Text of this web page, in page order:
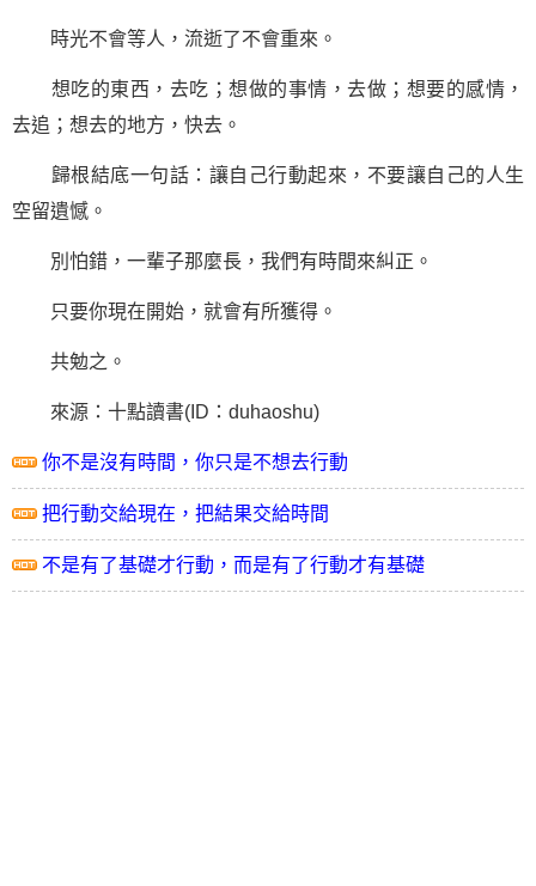
時光不會等人，流逝了不會重來。
想吃的東西，去吃；想做的事情，去做；想要的感情，
去追；想去的地方，快去。
歸根結底一句話：讓自己行動起來，不要讓自己的人生
空留遺憾。
別怕錯，一輩子那麼長，我們有時間來糾正。
只要你現在開始，就會有所獲得。
共勉之。
來源：十點讀書(ID：duhaoshu)
你不是沒有時間，你只是不想去行動
把行動交給現在，把結果交給時間
不是有了基礎才行動，而是有了行動才有基礎